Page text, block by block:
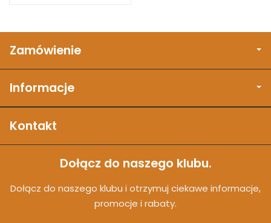
Zamówienie
Informacje
Kontakt
Dołącz do naszego klubu.
Dołącz do naszego klubu i otrzymuj ciekawe informacje,
promocje i rabaty.